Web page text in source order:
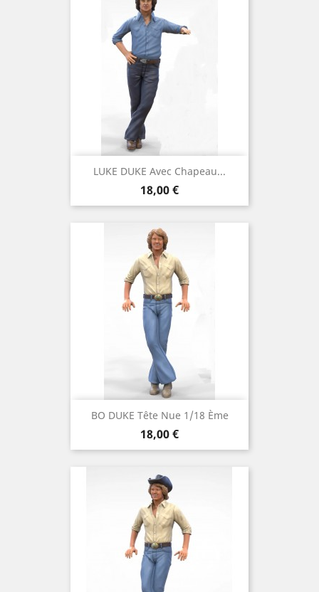
LUKE DUKE Avec Chapeau...
Prix
18,00 €
BO DUKE Tête Nue 1/18 Ème
Prix
18,00 €